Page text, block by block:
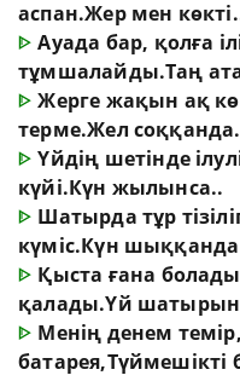
аспан.Жер мен
ᐈАуада бар, қолға
тұмшалайды.Таң
ᐈЖерге жақын ақ
терме.Жел
ᐈҮйдің шетінде
күйі.Күн жылынса..
ᐈ Шатырда тұр
күміс.Күн шыққанда
ᐈ Қыста ғана
қалады.Үй шатырын
ᐈ Менің денем
батарея,Түймешікті